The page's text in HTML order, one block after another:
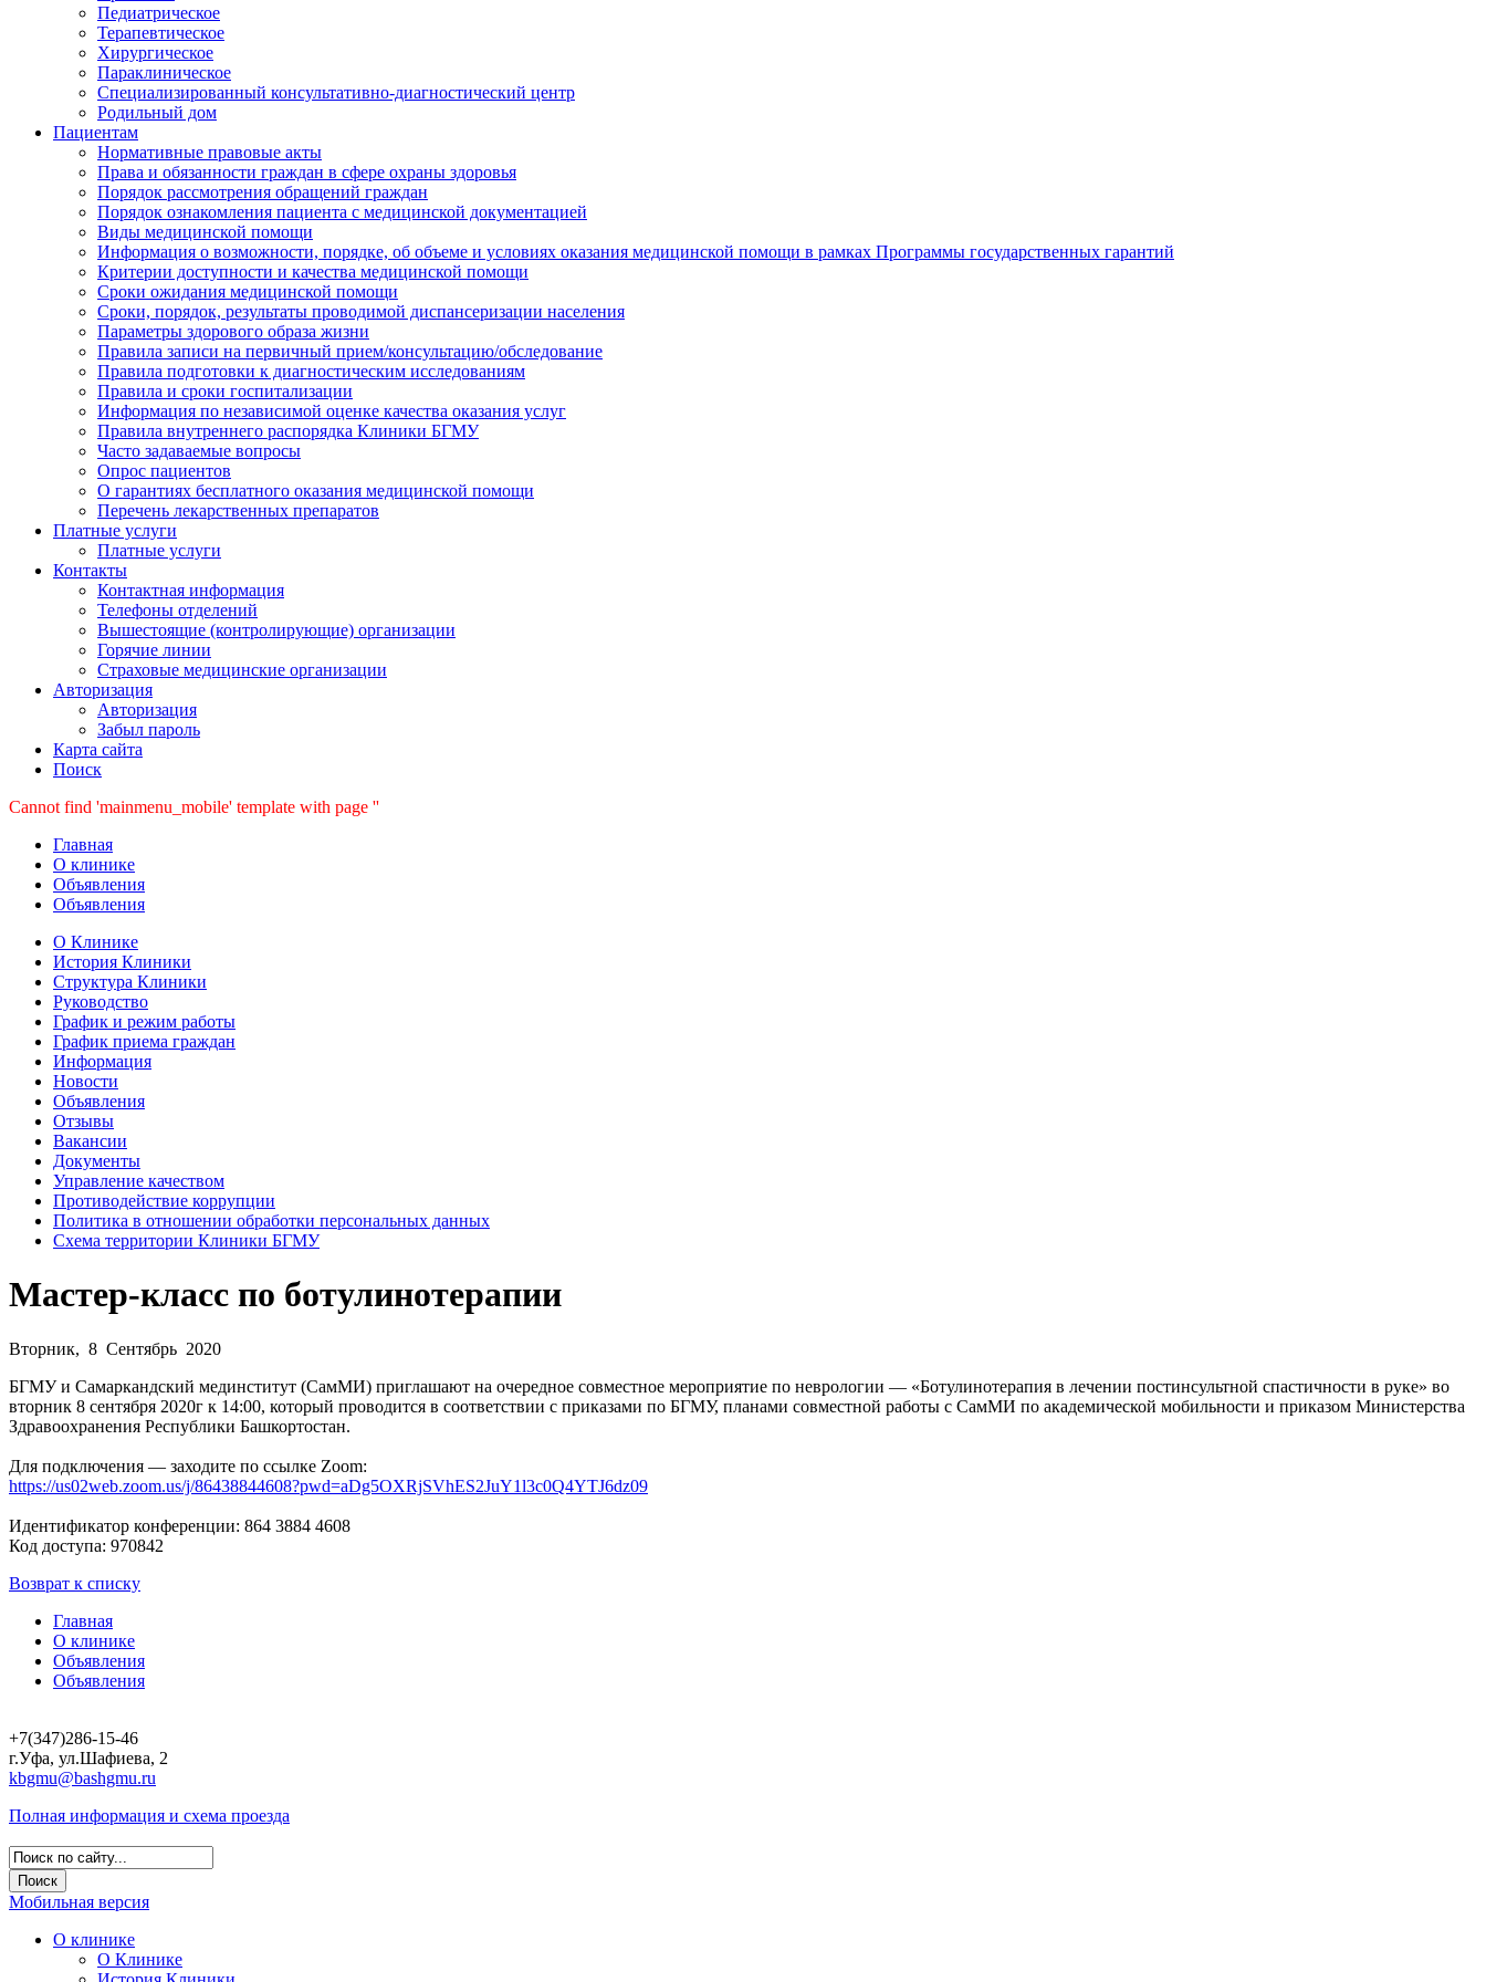
Педиатрическое
Терапевтическое
Хирургическое
Параклиническое
Специализированный консультативно-диагностический центр
Родильный дом
Пациентам
Нормативные правовые акты
Права и обязанности граждан в сфере охраны здоровья
Порядок рассмотрения обращений граждан
Порядок ознакомления пациента с медицинской документацией
Виды медицинской помощи
Информация о возможности, порядке, об объеме и условиях оказания медицинской помощи в рамках Программы государственных гарантий
Критерии доступности и качества медицинской помощи
Сроки ожидания медицинской помощи
Сроки, порядок, результаты проводимой диспансеризации населения
Параметры здорового образа жизни
Правила записи на первичный прием/консультацию/обследование
Правила подготовки к диагностическим исследованиям
Правила и сроки госпитализации
Информация по независимой оценке качества оказания услуг
Правила внутреннего распорядка Клиники БГМУ
Часто задаваемые вопросы
Опрос пациентов
О гарантиях бесплатного оказания медицинской помощи
Перечень лекарственных препаратов
Платные услуги
Платные услуги
Контакты
Контактная информация
Телефоны отделений
Вышестоящие (контролирующие) организации
Горячие линии
Страховые медицинские организации
Авторизация
Авторизация
Забыл пароль
Карта сайта
Поиск
Cannot find 'mainmenu_mobile' template with page ''
Главная
О клинике
Объявления
Объявления
О Клинике
История Клиники
Структура Клиники
Руководство
График и режим работы
График приема граждан
Информация
Новости
Объявления
Отзывы
Вакансии
Документы
Управление качеством
Противодействие коррупции
Политика в отношении обработки персональных данных
Схема территории Клиники БГМУ
Мастер-класс по ботулинотерапии
Вторник, 8 Сентябрь 2020
БГМУ и Самаркандский мединститут (СамМИ) приглашают на очередное совместное мероприятие по неврологии — «Ботулинотерапия в лечении постинсультной спастичности в руке» во
вторник 8 сентября 2020г к 14:00, который проводится в соответствии с приказами по БГМУ, планами совместной работы с СамМИ по академической мобильности и приказом Министерства
Здравоохранения Республики Башкортостан.
Для подключения — заходите по ссылке Zoom:
https://us02web.zoom.us/j/86438844608?pwd=aDg5OXRjSVhES2JuY1l3c0Q4YTJ6dz09
Идентификатор конференции: 864 3884 4608
Код доступа: 970842
Возврат к списку
Главная
О клинике
Объявления
Объявления
+7(347)286-15-46
г.Уфа, ул.Шафиева, 2
kbgmu@bashgmu.ru
Полная информация и схема проезда
Мобильная версия
О клинике
О Клинике